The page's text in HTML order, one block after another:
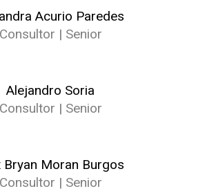
Acurio Paredes
Consultor | Senior
Alejandro Soria
Consultor | Senior
Bryan Moran Burgos
Consultor | Senior